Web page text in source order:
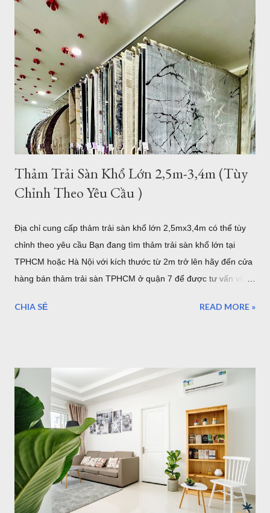
kinh tế. Chính vì vậy, việc lựa chọn những bộ Thảm trải sàn -
Thảm lót sàn cho ghế sofa có kích thước lớn cho phòng khách
rộng. Đòi hỏi phải mang lại vẻ đẹp cho căn phòng, còn một
điều hết sức quan trọng đó chính là mang lại đẳng cấp thật sự
của chủ nhân. Mẫu thảm lót sàn cỡ lớn cho phòng khách
phòng ăn - Thảm Lông Xù -Thổ Nhĩ Kỳ kích thước 2,4mx3,4m
Mẫu thảm sofa phòng khách lớn mã F0003 . Xám trắng trọng
lượng trung bình hơn 3,2kg/m2, như vậy với kíc...
Thảm Trải Sàn Khổ Lớn 2,5m-3,4m (Tùy
Chỉnh Theo Yêu Cầu )
Địa chỉ cung cấp thảm trải sàn khổ lớn 2,5mx3,4m có thể tùy
chỉnh theo yêu cầu Bạn đang tìm thảm trải sàn khổ lớn tại
TPHCM hoặc Hà Nội với kích thước từ 2m trở lên hãy đến cửa
hàng bán thảm trải sàn TPHCM ở quận 7 để được tư vấn về
yêu cầu của bạn. Kho thảm trải sàn khổ lớn quận 7 TPHCM
khổ lớn - Bảo hành - Giao hàng .... Địa chỉ bán thảm lót sàn
khổ lớn tại HCM và Hà Nội Coupons trong tháng của Thảm
Đẹp 1. Giới thiệu về thảm khổ 2,5m - 3,4m 2,6m - 3,6m Là đơn
vị cung cấp thảm trải sàn - thảm trang trí nhà tại Hồ Chí Minh
và Hà Nội, chung tôi luôn phục vụ tối đa nhu cầu của khách
hàng, với nhu cầu trải sàn khổ lớn ơ Việt Nam, chúng tôi đã
nhập về nhiều mẫu thảm kích thước lớn từ 2m, 2,4m 2,5m 2,m
chiều ngang - chiều dài từ 3m - 3,5m. Hoặc b...
CHIA SẺ READ MORE »